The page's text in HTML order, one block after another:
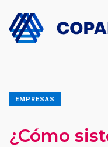
EMPRESAS
¿Cómo